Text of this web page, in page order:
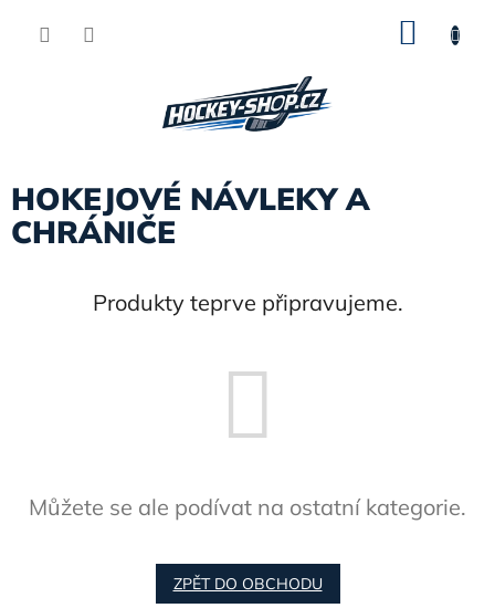
HOKEJOVÉ NÁVLEKY A
CHRÁNIČE
Produkty teprve připravujeme.
Můžete se ale podívat na ostatní kategorie.
ZPĚT DO OBCHODU